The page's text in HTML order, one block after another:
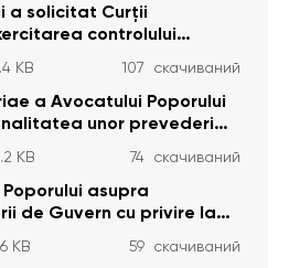
a solicitat Curţii
controlului
prevederi cu privire la
de stat persoanelor
sunt private de liberate
KB 107 скачиваний
a Avocatului Poporului
unor prevederi
în organizațiile de
persoanelor condamnate
intenție a unor infracțiuni
de Curtea
KB 74 скачиваний
asupra
de Guvern cu privire la
de lege privind
veterinarăa
KB 59 скачиваний